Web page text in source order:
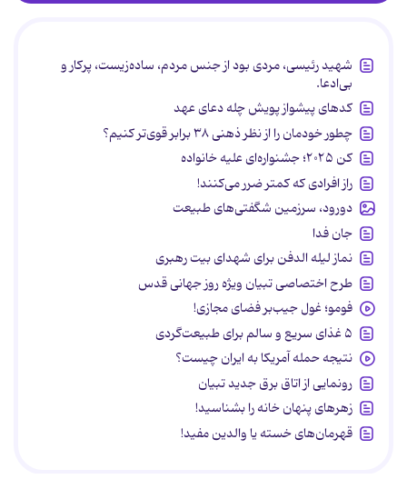
شهید رئیسی، مردی بود از جنس مردم، ساده‌زیست، پرکار و
بی‌ادعا.
کدهای پیشواز پویش چله دعای عهد
چطور خودمان را از نظر ذهنی ۳۸ برابر قوی‌تر کنیم؟
کن ۲۰۲۵؛ جشنواره‌ای علیه خانواده
راز افرادی که کمتر ضرر می‌کنند!
دورود، سرزمین شگفتی‌های طبیعت
جان فدا
نماز لیله الدفن برای شهدای بیت رهبری
طرح اختصاصی تبیان ویژه روز جهانی قدس
فومو؛ غول جیب‌بر فضای مجازی!
۵ غذای سریع و سالم برای طبیعت‌گردی
نتیجه حمله آمریکا به ایران چیست؟
رونمایی از اتاق برق جدید تبیان
زهرهای پنهان خانه را بشناسید!
قهرمان‌های خسته یا والدین مفید!